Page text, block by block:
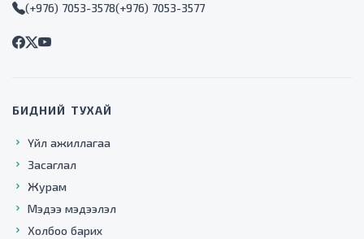
(+976) 7053-3578(+976) 7053-3577
БИДНИЙ ТУХАЙ
Үйл ажиллагаа
Засаглал
Журам
Мэдээ мэдээлэл
Холбоо барих